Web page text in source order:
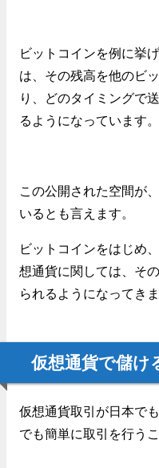
ビットコインを例に挙
は、その残高を他のビ
り、どのタイミングで
るようになっています。
この公開された空間が
いるとも言えます。
ビットコインをはじめ
想通貨に関しては、そ
られるようになってきま
仮想通貨で儲け
仮想通貨取引が日本で
でも簡単に取引を行う